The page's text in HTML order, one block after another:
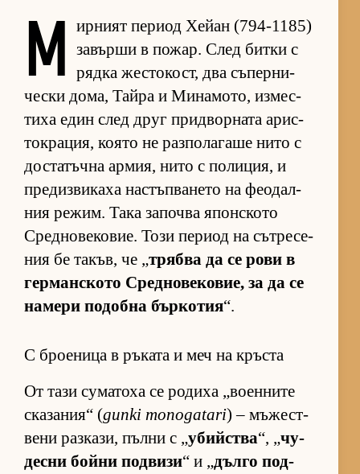
М ир­ният пе­риод Хе­йан (794-1185)
за­върши в по­жар. След битки с
рядка жес­то­кост, два съ­пер­ни­
чески до­ма, Тайра и Ми­на­мо­то, из­мес­
тиха един след друг прид­вор­ната арис­
ток­ра­ция, ко­ято не раз­по­ла­гаше нито с
дос­та­тъчна ар­мия, нито с по­ли­ция, и
пре­диз­ви­каха нас­тъп­ва­нето на фе­о­дал­
ния ре­жим. Така за­почва япон­с­кото
Сред­но­ве­ко­вие. Този пе­риод на сът­ре­се­
ния бе та­къв, че „трябва да се рови в
гер­ман­с­кото Сред­но­ве­ко­вие, за да се
на­мери по­добна бър­ко­тия“.
С броеница в ръката и меч на кръста
От тази су­ма­тоха се ро­диха „во­ен­ните
ска­за­ния“ (gunki monogatari) – мъ­жес­т­
вени раз­ка­зи, пълни с „убийства“, „чу­
десни бойни под­визи“ и „дълго под­